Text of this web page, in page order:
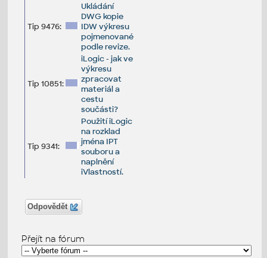
Tip 9476:
Ukládání
DWG kopie
IDW výkresu
pojmenované
podle revize.
Tip 10851:
iLogic - jak ve
výkresu
zpracovat
materiál a
cestu
součásti?
Tip 9341:
Použití iLogic
na rozklad
jména IPT
souboru a
naplnění
iVlastností.
Odpovědět
Přejít na fórum